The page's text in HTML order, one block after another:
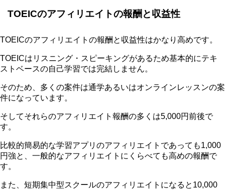
TOEICのアフィリエイトの報酬と収益性
TOEICのアフィリエイトの報酬と収益性はかなり高めです。
TOEICはリスニング・スピーキングがあるため基本的にテキ
ストベースの自己学習では完結しません。
そのため、多くの案件は通学あるいはオンラインレッスンの案
件になっています。
そしてそれらのアフィリエイト報酬の多くは5,000円前後で
す。
比較的簡易的な学習アプリのアフィリエイトであっても1,000
円強と、一般的なアフィリエイトにくらべても高めの報酬で
す。
また、短期集中型スクールのアフィリエイトになると10,000